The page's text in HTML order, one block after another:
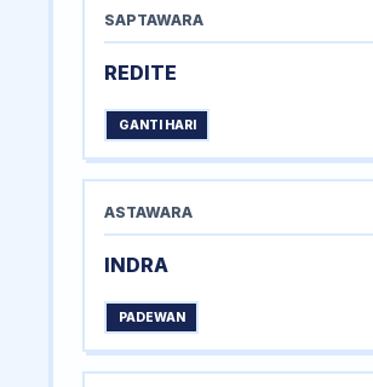
SAPTAWARA
REDITE
GANTI HARI
ASTAWARA
INDRA
PADEWAN